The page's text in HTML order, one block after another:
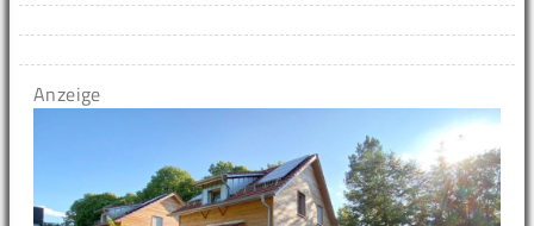
Anzeige